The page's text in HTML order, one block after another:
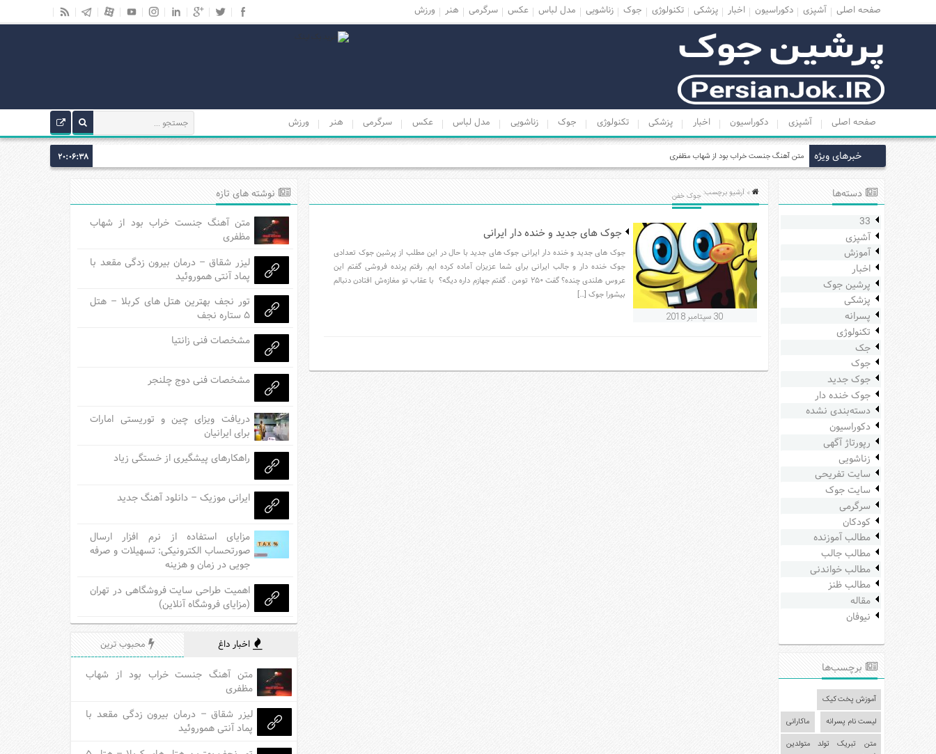
صفحه اصلی آشپزی دکوراسیون اخبار پزشکی تکنولوژی جوک زناشویی مدل لباس عکس سرگرمی هنر ورزش
صفحه اصلی آشپزی دکوراسیون اخبار پزشکی تکنولوژی جوک زناشویی مدل لباس عکس سرگرمی هنر ورزش
اصلی
خبرهای ویژه ل 20:06:38
دسته‌ها
33
آشپزی
آموزش
اخبار
پرشین جوک
پزشکی
پسرانه
تکنولوژی
جک
جوک
جوک جدید
جوک خنده دار
دسته‌بندی نشده
دکوراسیون
رپورتاژ آگهی
زناشویی
سایت تفریحی
سایت جوک
سرگرمی
کودکان
مطالب آموزنده
مطالب جالب
مطالب خواندنی
مطالب ظنز
مقاله
نیوفان
برچسب‌ها
آموزش پخت کیک
لیست نام پسرانه
ماکارانی
متن تبریک تولد متولدین
» آرشیو برچسب: جوک خفن
30 سپتامبر 2018
جوک های جدید و خنده دار ایرانی
جوک های جدید و خنده دار ایرانی جوک های جدید با حال در این مطلب از پرشین جوک تعدادی
جوک خنده دار و جالب ایرانی برای شما عزیزان آماده کرده ایم. رفتم پرنده فروشی گفتم این
عروس هلندی چنده؟ گفت ۲۵۰ تومن . گفتم جهازم داره دیگه؟ با عقاب تو مغازه‌ش افتادن دنبالم
بیشورا جوک […]
نوشته های تازه
متن آهنگ جنست خراب بود از شهاب
مظفری
لیزر شقاق – درمان بیرون زدگی مقعد با
پماد آنتی هموروئید
تور نجف بهترین هتل های کربلا – هتل
۵ ستاره نجف
مشخصات فنی زانتیا
مشخصات فنی دوج چلنجر
دریافت ویزای چین و توریستی امارات
برای ایرانیان
راهکارهای پیشگیری از خستگی زیاد
ایرانی موزیک – دانلود آهنگ جدید
مزایای استفاده از نرم افزار ارسال
صورتحساب الکترونیکی: تسهیلات و صرفه
جویی در زمان و هزینه
اهمیت طراحی سایت فروشگاهی در تهران
(مزایای فروشگاه آنلاین)
اخبار داغ محبوب ترین
متن آهنگ جنست خراب بود از شهاب
مظفری
لیزر شقاق – درمان بیرون زدگی مقعد با
پماد آنتی هموروئید